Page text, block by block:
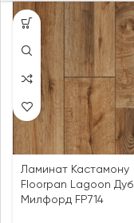
Ламинат Кастамону
Floorpan Lagoon Дуб
Милфорд FP714